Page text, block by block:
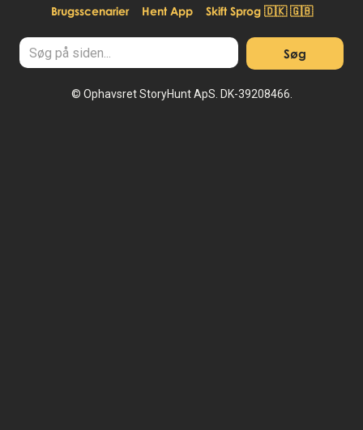
Brugsscenarier
Hent App Skift Sprog 🇩🇰 🇬🇧
© Ophavsret StoryHunt ApS. DK-39208466.